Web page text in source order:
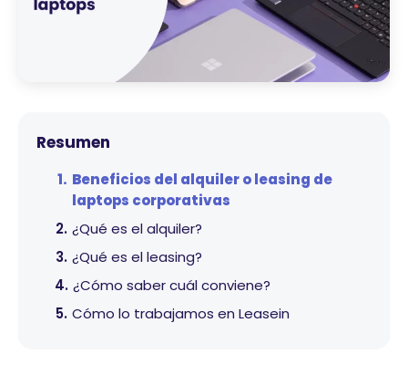
Resumen
Beneficios del alquiler o leasing de
laptops corporativas
¿Qué es el alquiler?
¿Qué es el leasing?
¿Cómo saber cuál conviene?
Cómo lo trabajamos en Leasein